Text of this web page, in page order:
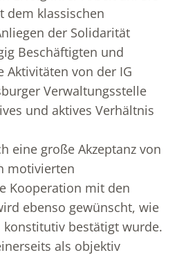
dem klassischen
der Solidarität
Beschäftigten und
von der IG
Verwaltungsstelle
und aktives Verhältnis
eine große Akzeptanz von
motivierten
Kooperation mit den
ebenso gewünscht, wie
bestätigt wurde.
als objektiv